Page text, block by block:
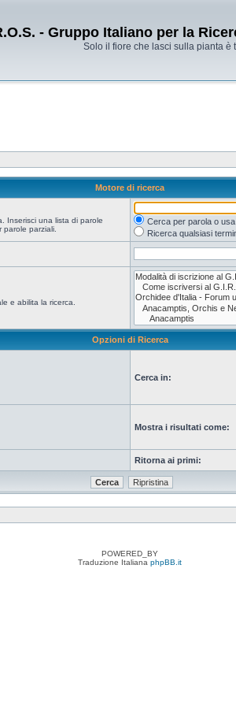
- Gruppo Italiano per la
Solo il fiore che lasci sulla pianta è
Motore di ricerca
Inserisci una lista di parole
parziali.
Cerca per parola o
Ricerca qualsiasi
e abilita la ricerca.
Opzioni di Ricerca
Cerca in:
Mostra i risultati come:
Ritorna ai primi:
POWERED_BY
Traduzione Italiana phpBB.it